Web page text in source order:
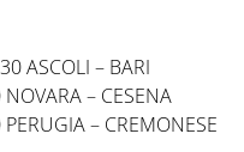
ASCOLI – BARI
– CESENA
– CREMONESE